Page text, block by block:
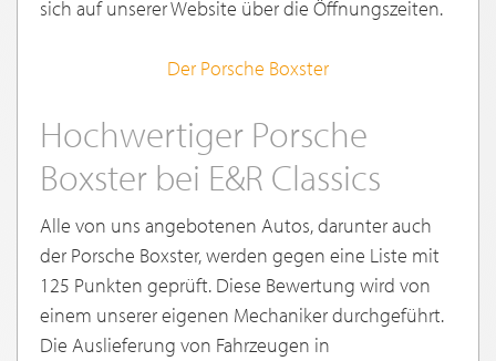
sich auf unserer Website über die Öffnungszeiten.
Der Porsche Boxster
Hochwertiger Porsche
Boxster bei E&R Classics
Alle von uns angebotenen Autos, darunter auch
der Porsche Boxster, werden gegen eine Liste mit
125 Punkten geprüft. Diese Bewertung wird von
einem unserer eigenen Mechaniker durchgeführt.
Die Auslieferung von Fahrzeugen in